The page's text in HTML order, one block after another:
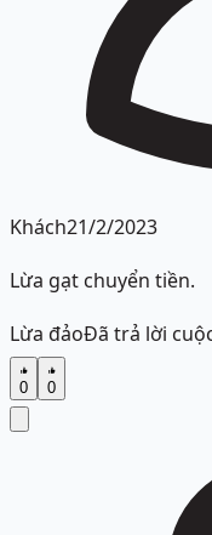
Khách21/2/2023
Lừa gạt chuyển tiền.
Lừa đảoĐã trả lời
0 0